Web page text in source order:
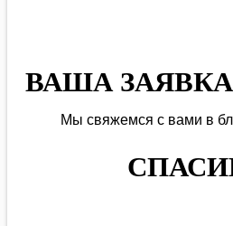
ВАША
Мы свяжемся с вами в